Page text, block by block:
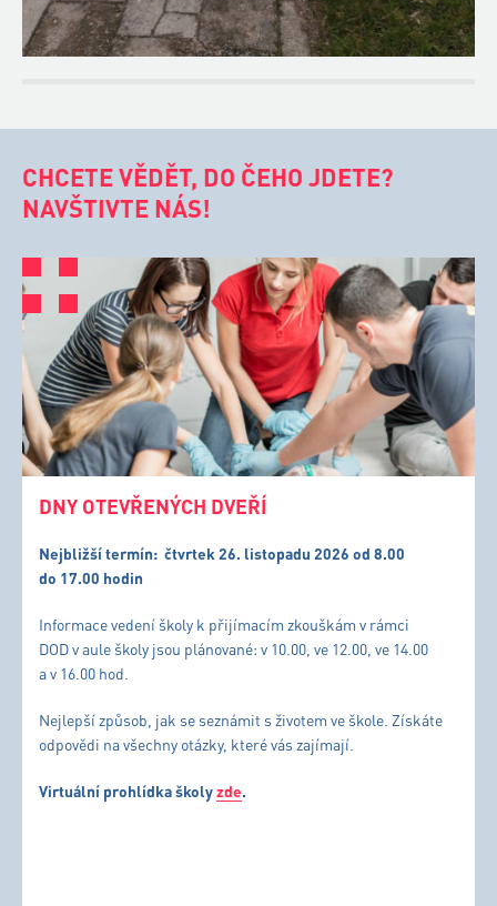
CHCETE VĚDĚT, DO ČEHO JDETE?
NAVŠTIVTE NÁS!
DNY OTEVŘENÝCH DVEŘÍ
Nejbližší termín: čtvrtek 26. listopadu 2026 od 8.00
do 17.00 hodin
Informace vedení školy k přijímacím zkouškám v rámci
DOD v aule školy jsou plánované: v 10.00, ve 12.00, ve 14.00
a v 16.00 hod.
Nejlepší způsob, jak se seznámit s životem ve škole. Získáte
odpovědi na všechny otázky, které vás zajímají.
Virtuální prohlídka školyzde.